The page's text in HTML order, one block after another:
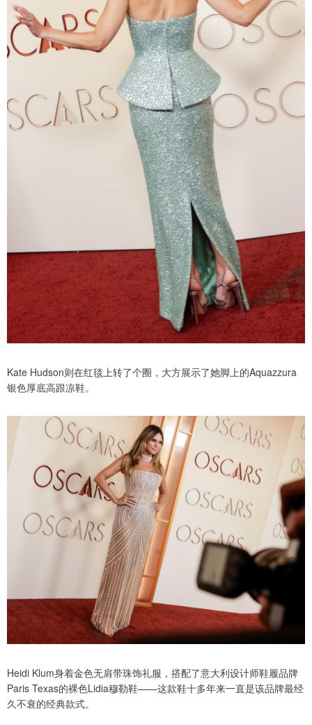
Kate Hudson则在红毯上转了个圈，大方展示了她脚上的Aquazzura
银色厚底高跟凉鞋。
Heidi Klum身着金色无肩带珠饰礼服，搭配了意大利设计师鞋履品牌
Paris Texas的裸色Lidia穆勒鞋——这款鞋十多年来一直是该品牌最经
久不衰的经典款式。